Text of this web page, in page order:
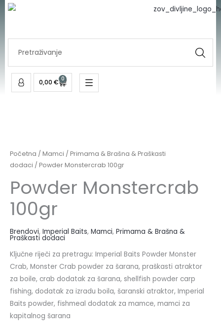
Skip
0,00 € 0
Cart
Početna / Mamci / Primama & Brašna & Praškasti
dodaci / Powder Monstercrab 100gr
Powder Monstercrab
100gr
Brendovi, Imperial Baits, Mamci, Primama & Brašna &
Praškasti dodaci
Ključne riječi za pretragu: Imperial Baits Powder Monster
Crab, Monster Crab powder za šarana, praškasti atraktor
za boile, crab dodatak za šarana, shellfish powder carp
fishing, dodatak za izradu boila, šaranski atraktor, Imperial
Baits powder, fishmeal dodatak za mamce, mamci za
kapitalnog šarana
100gr
količina
količina